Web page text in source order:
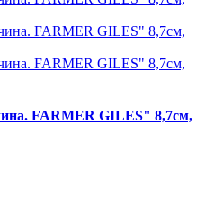
FARMER GILES" 8,7см,